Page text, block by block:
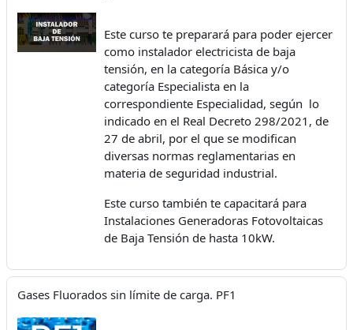
Este curso te preparará para poder ejercer
como instalador electricista de baja
tensión, en la categoría Básica y/o
categoría Especialista en la
correspondiente Especialidad, según lo
indicado en el Real Decreto 298/2021, de
27 de abril, por el que se modifican
diversas normas reglamentarias en
materia de seguridad industrial.
Este curso también te capacitará para
Instalaciones Generadoras Fotovoltaicas
de Baja Tensión de hasta 10kW.
Gases Fluorados sin límite de carga. PF1